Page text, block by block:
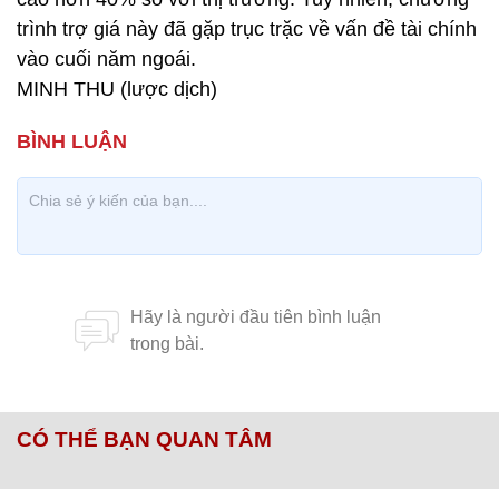
trình trợ giá này đã gặp trục trặc về vấn đề tài chính
vào cuối năm ngoái.
MINH THU (lược dịch)
CÓ THỂ BẠN QUAN TÂM